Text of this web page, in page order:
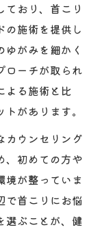
ており、首こり
の施術を提供し
がみを細かく
ローチが取られ
よる施術と比
があります。
カウンセリング
、初めての方や
境が整っていま
で首こりにお悩
選ぶことが、健